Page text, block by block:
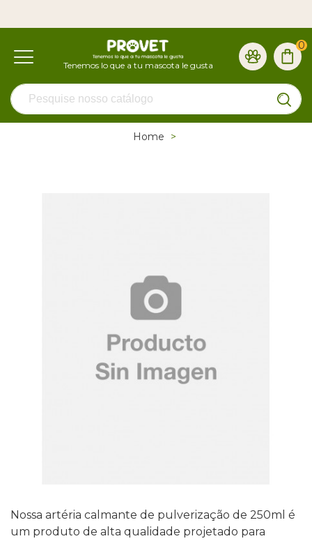
0
Home >
Nossa artéria calmante de pulverização de 250ml é
um produto de alta qualidade projetado para